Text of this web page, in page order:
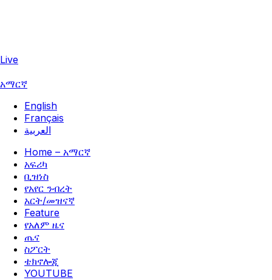
Live
አማርኛ
English
Français
العربية
Home – አማርኛ
አፍሪካ
ቢዝነስ
የአየር ንብረት
አርት/መዝናኛ
Feature
የአለም ዜና
ጤና
ስፖርት
ቴክኖሎጂ
YOUTUBE